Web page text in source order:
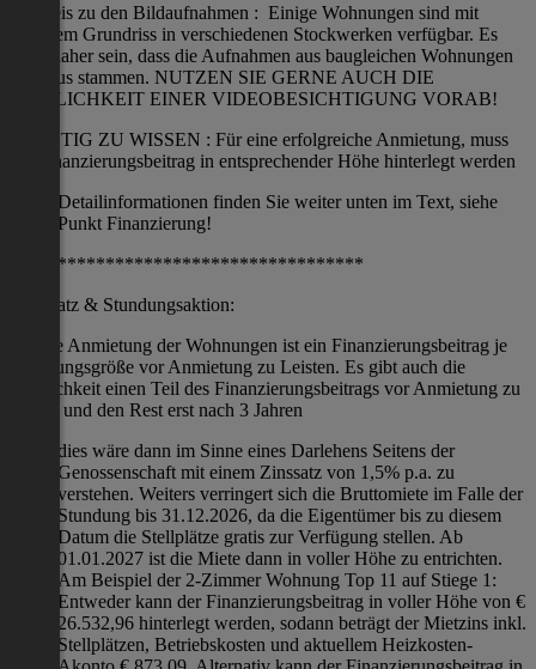
Hinweis zu den Bildaufnahmen : Einige Wohnungen sind mit
gleichem Grundriss in verschiedenen Stockwerken verfügbar. Es
kann daher sein, dass die Aufnahmen aus baugleichen Wohnungen
im Haus stammen. NUTZEN SIE GERNE AUCH DIE
MÖGLICHKEIT EINER VIDEOBESICHTIGUNG VORAB!
WICHTIG ZU WISSEN : Für eine erfolgreiche Anmietung, muss
ein Finanzierungsbeitrag in entsprechender Höhe hinterlegt werden
Detailinformationen finden Sie weiter unten im Text, siehe
Punkt Finanzierung!
*************************************
Stellplatz & Stundungsaktion:
Für die Anmietung der Wohnungen ist ein Finanzierungsbeitrag je
Wohnungsgröße vor Anmietung zu Leisten. Es gibt auch die
Möglichkeit einen Teil des Finanzierungsbeitrags vor Anmietung zu
zahlen und den Rest erst nach 3 Jahren
dies wäre dann im Sinne eines Darlehens Seitens der
Genossenschaft mit einem Zinssatz von 1,5% p.a. zu
verstehen. Weiters verringert sich die Bruttomiete im Falle der
Stundung bis 31.12.2026, da die Eigentümer bis zu diesem
Datum die Stellplätze gratis zur Verfügung stellen. Ab
01.01.2027 ist die Miete dann in voller Höhe zu entrichten.
Am Beispiel der 2-Zimmer Wohnung Top 11 auf Stiege 1:
Entweder kann der Finanzierungsbeitrag in voller Höhe von €
26.532,96 hinterlegt werden, sodann beträgt der Mietzins inkl.
Stellplätzen, Betriebskosten und aktuellem Heizkosten-